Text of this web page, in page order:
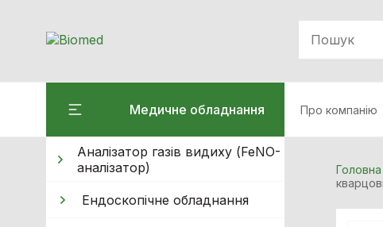
Медичне обладнання Про компанію
Аналізатор газів видиху (FeNO-
аналізатор)
Ендоскопічне обладнання
Головна